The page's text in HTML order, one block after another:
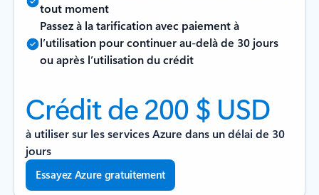
tout moment
Passez à la tarification avec paiement à
l’utilisation pour continuer au-delà de 30 jours
ou après l’utilisation du crédit
Crédit de 200 $ USD
à utiliser sur les services Azure dans un délai de 30
jours
Essayez Azure gratuitement